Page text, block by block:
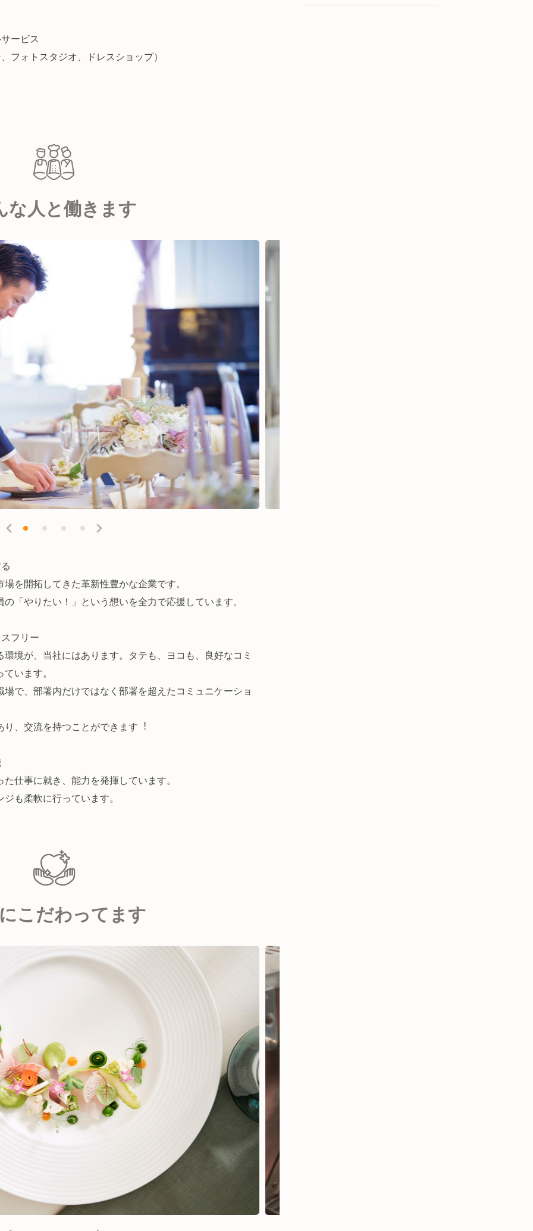
ービス
フォトスタジオ、ドレスショップ）
な人と働きます
を開拓してきた革新性豊かな企業です。
「やりたい！」という想いを全力で応援しています。
フリー
境が、当社にはあります。タテも、ヨコも、良好なコミ
います。
で、部署内だけではなく部署を超えたコミュニケーショ
、交流を持つことができます︕
仕事に就き、能力を発揮しています。
も柔軟に行っています。
こだわってます